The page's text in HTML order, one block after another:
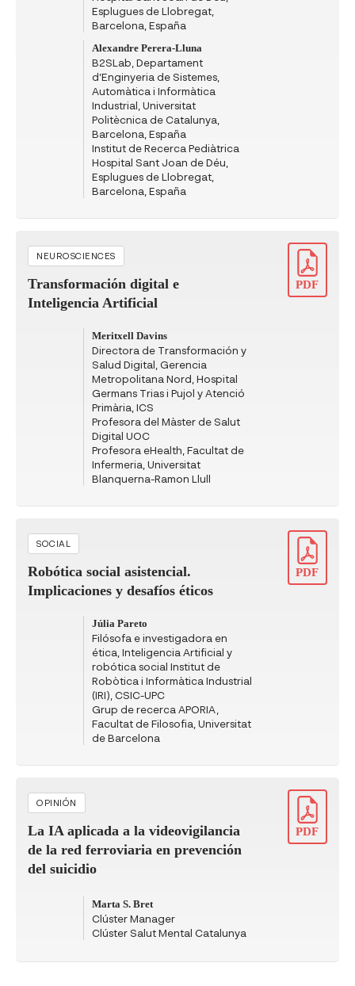
Esplugues de Llobregat,
Barcelona, España
Alexandre Perera-Lluna
B2SLab, Departament
d’Enginyeria de Sistemes,
Automàtica i Informàtica
Industrial, Universitat
Politècnica de Catalunya,
Barcelona, España
Institut de Recerca Pediàtrica
Hospital Sant Joan de Déu,
Esplugues de Llobregat,
Barcelona, España
NEUROSCIENCES
Transformación digital e
Inteligencia Artificial
Meritxell Davins
Directora de Transformación y
Salud Digital, Gerencia
Metropolitana Nord, Hospital
Germans Trias i Pujol y Atenció
Primària, ICS
Profesora del Màster de Salut
Digital UOC
Profesora eHealth, Facultat de
Infermeria, Universitat
Blanquerna-Ramon Llull
PDF
SOCIAL
Robótica social asistencial.
Implicaciones y desafíos éticos
Júlia Pareto
Filósofa e investigadora en
ética, Inteligencia Artificial y
robótica social Institut de
Robòtica i Informàtica Industrial
(IRI), CSIC-UPC
Grup de recerca APORIA,
Facultat de Filosofia, Universitat
de Barcelona
PDF
OPINIÓN
La IA aplicada a la videovigilancia
de la red ferroviaria en prevención
del suicidio
Marta S. Bret
Clúster Manager
Clúster Salut Mental Catalunya
PDF